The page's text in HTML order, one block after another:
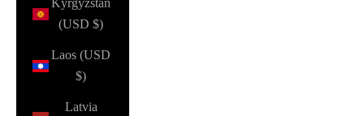
Kyrgyzstan
(USD $)
Laos (USD
$)
Latvia